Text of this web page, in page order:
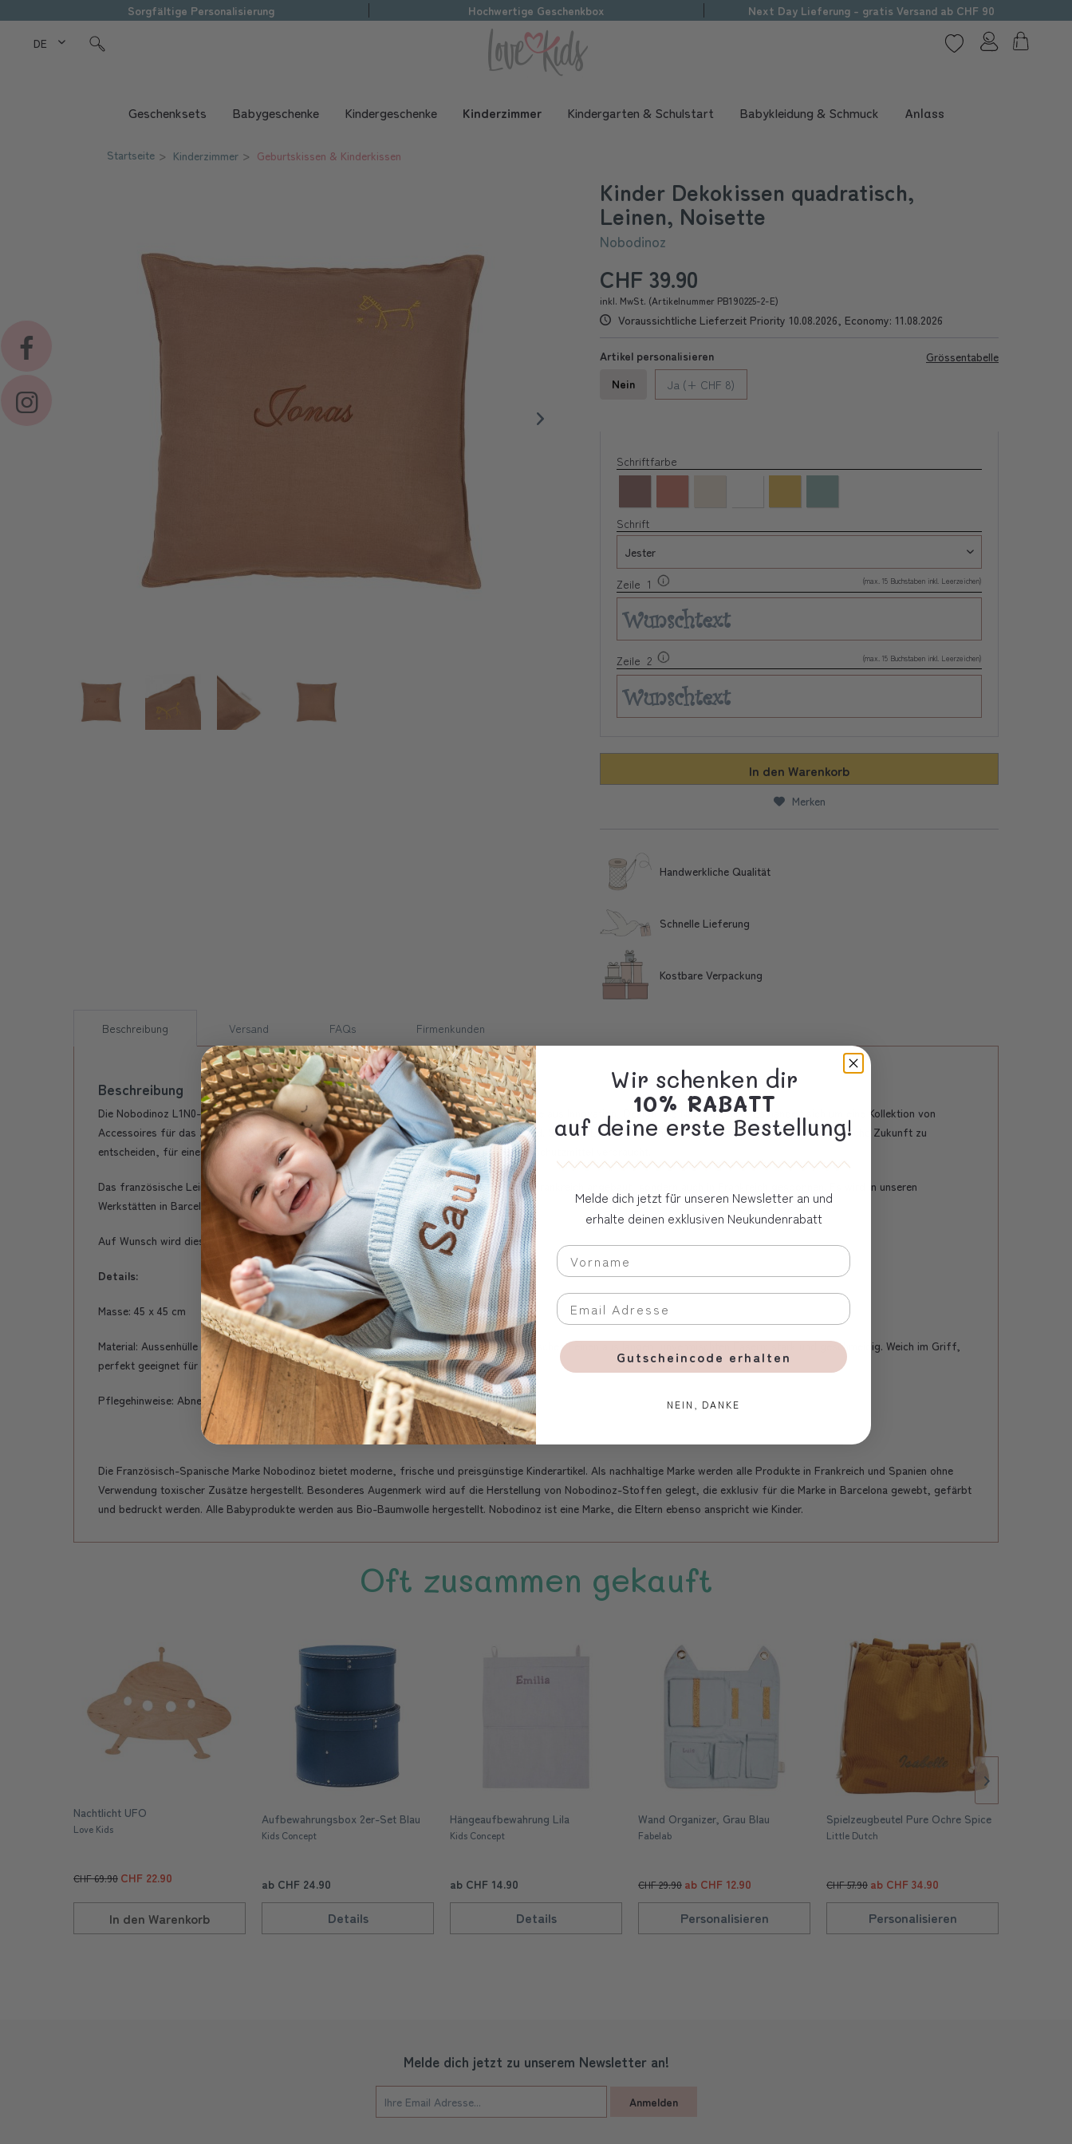
Sorgfältige Personalisierung Hochwertige Geschenkbox Next Day Lieferung - gratis Versand ab CHF 90
DE Love Kids
Geschenksets Babygeschenke Kindergeschenke Kinderzimmer Kindergarten & Schulstart Babykleidung & Schmuck Anlass
Startseite Kinderzimmer Geburtskissen & Kinderkissen
Kinder Dekokissen quadratisch,
Leinen, Noisette
Nobodinoz
CHF 39.90
inkl. MwSt. (Artikelnummer PB190225-2-E)
Voraussichtliche Lieferzeit Priority 10.08.2026, Economy: 11.08.2026
Grössentabelle
Artikel personalisieren
Nein
Ja (+ CHF 8)
Schriftfarbe
Schrift
Zeile 1 (max. 15 Buchstaben inkl. Leerzeichen)
Zeile 2 (max. 15 Buchstaben inkl. Leerzeichen)
In den Warenkorb
Merken
Handwerkliche Qualität
Schnelle Lieferung
Kostbare Verpackung
Beschreibung Versand FAQs Firmenkunden
Beschreibung
Die Nobodinoz L1N0-Kollektion aus französischem Leinen verkörpert die perfekte Symbiose aus Innovation, Design und Nachhaltigkeit. Es handelt sich um eine Kollektion von
Accessoires für das Zuhause und die ganze Familie, die sowohl schön als auch sinnvoll sind. Sich für L1N0 zu entscheiden bedeutet, sich für eine optimistische Zukunft zu
entscheiden, für eine lokal produzierte, nachhaltige Faser, die wenig Wasser und Pflanzenschutzmittel verbraucht.
Das französische Leinen von Nobodinoz ist einzigartig: Es wird nicht nur ausschließlich in Frankreich angebaut, sondern auch in Frankreich gesponnen. Es wird in unseren
Werkstätten in Barcelona gewebt, veredelt und konfektioniert.
Auf Wunsch wird dieses hübsche Kissen für dich in der Schweiz personalisiert.
Details:
Masse: 45 x 45 cm
Material: Aussenhülle 100% französisches Leinen, Füllung 100% Ökotex-Polyester. Französisches Leinen aus langen, unvermischten Fasern: stark und geschmeidig. Weich im Griff,
perfekt geeignet für die Haut von Babys
Pflegehinweise: Abnehmbarer Bezug maschinenwaschbar.
Die Französisch-Spanische Marke Nobodinoz bietet moderne, frische und preisgünstige Kinderartikel. Als nachhaltige Marke werden alle Produkte in Frankreich und Spanien ohne
Verwendung toxischer Zusätze hergestellt. Besonderes Augenmerk wird auf die Herstellung von Nobodinoz-Stoffen gelegt, die exklusiv für die Marke in Barcelona gewebt, gefärbt
und bedruckt werden. Alle Babyprodukte werden aus Bio-Baumwolle hergestellt. Nobodinoz ist eine Marke, die Eltern ebenso anspricht wie Kinder.
Oft zusammen gekauft
Nachtlicht UFO
Love Kids
CHF 69.90 CHF 22.90
In den Warenkorb
Aufbewahrungsbox 2er-Set Blau
Kids Concept
ab CHF 24.90
Details
Hängeaufbewahrung Lila
Kids Concept
ab CHF 14.90
Details
Wand Organizer, Grau Blau
Fabelab
CHF 29.90 ab CHF 12.90
Personalisieren
Spielzeugbeutel Pure Ochre Spice
Little Dutch
CHF 57.90 ab CHF 34.90
Personalisieren
Melde dich jetzt zu unserem Newsletter an!
Anmelden
Wir schenken dir
10% RABATT
auf deine erste Bestellung!
Melde dich jetzt für unseren Newsletter an und
erhalte deinen exklusiven Neukundenrabatt
Gutscheincode erhalten
NEIN, DANKE